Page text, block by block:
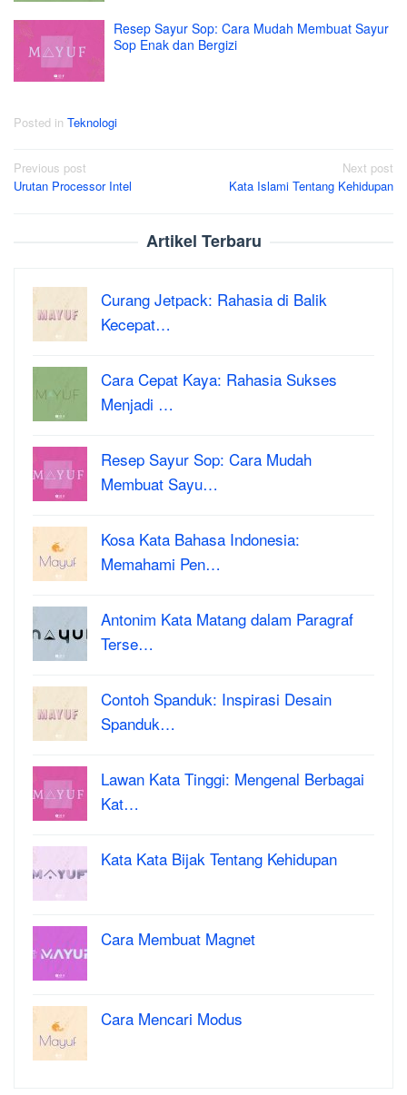
Resep Sayur Sop: Cara Mudah Membuat Sayur
Sop Enak dan Bergizi
Posted in Teknologi
Post
navigation
Previous post
Urutan Processor Intel
Next post
Kata Islami Tentang Kehidupan
Artikel Terbaru
Curang Jetpack: Rahasia di Balik
Kecepat…
Cara Cepat Kaya: Rahasia Sukses
Menjadi …
Resep Sayur Sop: Cara Mudah
Membuat Sayu…
Kosa Kata Bahasa Indonesia:
Memahami Pen…
Antonim Kata Matang dalam Paragraf
Terse…
Contoh Spanduk: Inspirasi Desain
Spanduk…
Lawan Kata Tinggi: Mengenal Berbagai
Kat…
Kata Kata Bijak Tentang Kehidupan
Cara Membuat Magnet
Cara Mencari Modus